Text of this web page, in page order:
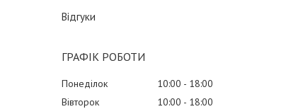
Відгуки
ГРАФІК РОБОТИ
Понеділок 10:00
18:00
Вівторок
10:00
18:00